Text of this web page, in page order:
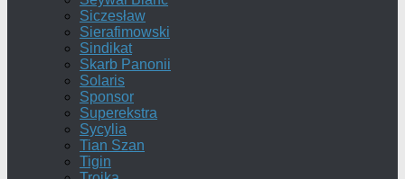
Siczesław
Sierafimowski
Sindikat
Skarb Panonii
Solaris
Sponsor
Superekstra
Sycylia
Tian Szan
Tigin